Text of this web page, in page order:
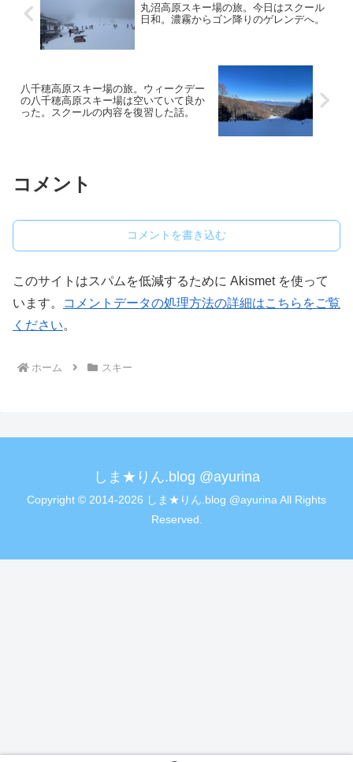
丸沼高原スキー場の旅。今日はスクール
日和。濃霧からゴン降りのゲレンデへ。
八千穂高原スキー場の旅。ウィークデー
の八千穂高原スキー場は空いていて良か
った。スクールの内容を復習した話。
コメント
コメントを書き込む
このサイトはスパムを低減するために Akismet を使って
います。
コメントデータの処理方法の詳細はこちらをご覧
ください。
ホーム スキー
しま★りん.blog @ayurina
Copyright © 2014-2026 しま★りん.blog @ayurina All Rights
Reserved.